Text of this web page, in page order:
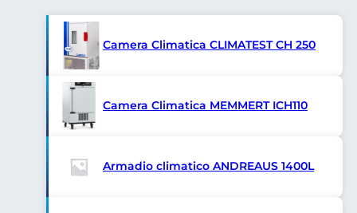
Camera Climatica CLIMATEST CH 250
Camera Climatica MEMMERT ICH110
Armadio climatico ANDREAUS 1400L